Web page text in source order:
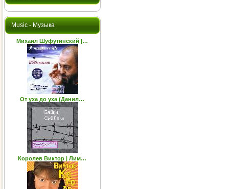
Music - Музыка
Михаил Шуфутинский |…
От уха до уха (Данил…
Королев Виктор | Лим…